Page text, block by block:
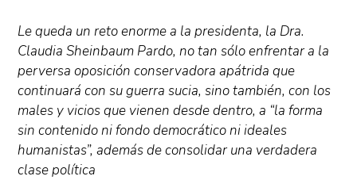
Le queda un reto enorme a la presidenta, la Dra.
Claudia Sheinbaum Pardo, no tan sólo enfrentar a la
perversa oposición conservadora apátrida que
continuará con su guerra sucia, sino también, con los
males y vicios que vienen desde dentro, a “la forma
sin contenido ni fondo democrático ni ideales
humanistas”, además de consolidar una verdadera
clase política